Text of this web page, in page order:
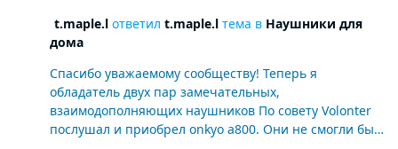
t.maple.lответил t.maple.lтема в Наушники для
дома
Спасибо уважаемому сообществу! Теперь я
обладатель двух пар замечательных,
взаимодополняющих наушников По совету Volonter
послушал и приобрел onkyo a800. Они не смогли бы